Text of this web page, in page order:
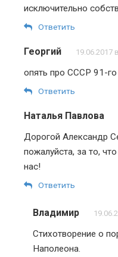
исключительно
Ответить
Георгий 19.06.2017
опять про СССР 91-
Ответить
Наталья Павлова
Дорогой Александр
пожалуйста, за то,
нас!
Ответить
Владимир
Стихотворение о
Наполеона.